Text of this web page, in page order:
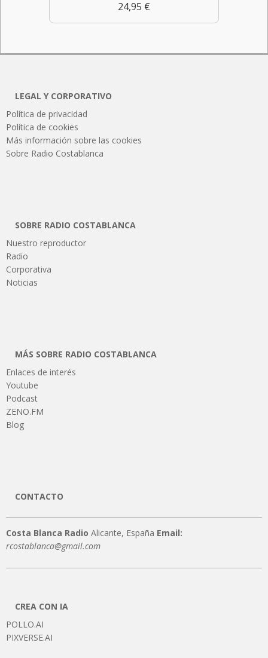
24,95 €
LEGAL Y CORPORATIVO
Política de privacidad
Política de cookies
Más información sobre las cookies
Sobre Radio Costablanca
SOBRE RADIO COSTABLANCA
Nuestro reproductor
Radio
Corporativa
Noticias
MÁS SOBRE RADIO COSTABLANCA
Enlaces de interés
Youtube
Podcast
ZENO.FM
Blog
CONTACTO
Costa Blanca Radio Alicante, España Email:
rcostablanca@gmail.com
CREA CON IA
POLLO.AI
PIXVERSE.AI